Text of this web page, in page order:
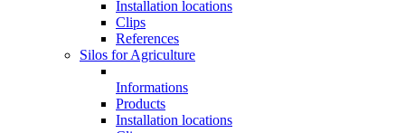
Installation locations
Clips
References
Silos for Agriculture
Informations
Products
Installation locations